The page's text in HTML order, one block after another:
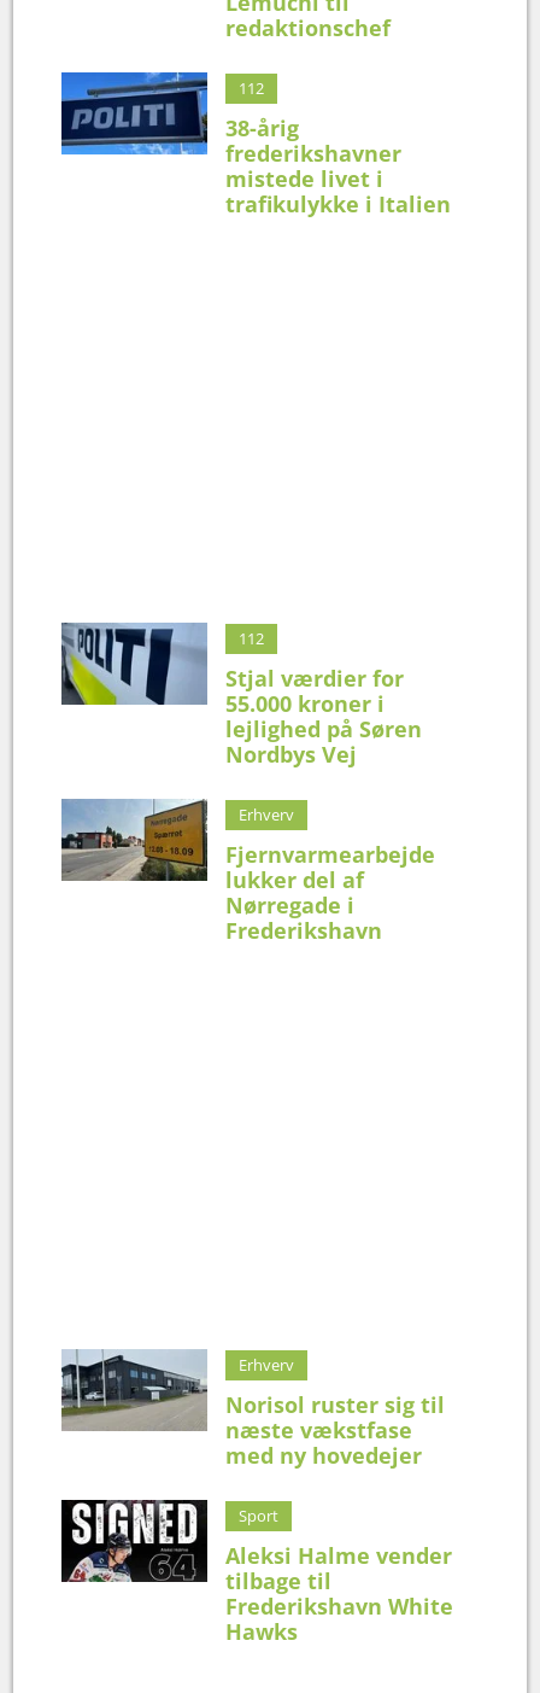
redaktionschef
112
38-årig
frederikshavner
mistede livet i
trafikulykke i Italien
112
Stjal værdier for
55.000 kroner i
lejlighed på Søren
Nordbys Vej
Erhverv
Fjernvarmearbejde
lukker del af
Nørregade i
Frederikshavn
Erhverv
Norisol ruster sig til
næste vækstfase
med ny hovedejer
Sport
Aleksi Halme vender
tilbage til
Frederikshavn White
Hawks